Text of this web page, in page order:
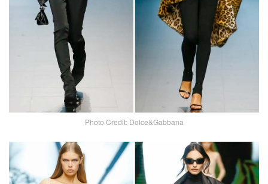
Photo Credit: Dolce&Gabbana